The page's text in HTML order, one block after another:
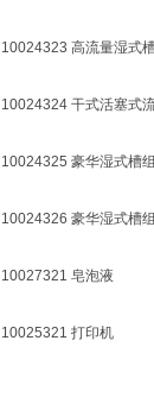
10024323 高流量湿式
10024324 干式活塞式
10024325 豪华湿式槽组
10024326 豪华湿式槽
10027321 皂泡液
10025321 打印机